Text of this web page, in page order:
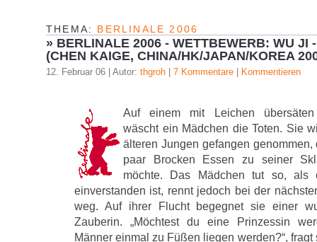
THEMA: BERLINALE 2006
» BERLINALE 2006 - WETTBEWERB: WU JI
(CHEN KAIGE, CHINA/HK/JAPAN/KOREA
12. Februar 06 | Autor: thgroh 7 Kommentare Kommentieren
Auf einem mit Leichen übersäten
wäscht ein Mädchen die Toten. Sie
älteren Jungen gefangen genommen,
paar Brocken Essen zu seiner
möchte. Das Mädchen tut so, als
einverstanden ist, rennt jedoch bei der
weg. Auf ihrer Flucht begegnet sie einer
Zauberin. „Möchtest du eine Prinzessin
Männer einmal zu Füßen liegen werden?“, fragt